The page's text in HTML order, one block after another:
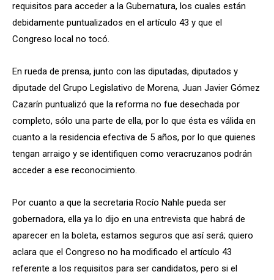
requisitos para acceder a la Gubernatura, los cuales están
debidamente puntualizados en el artículo 43 y que el
Congreso local no tocó.
En rueda de prensa, junto con las diputadas, diputados y
diputade del Grupo Legislativo de Morena, Juan Javier Gómez
Cazarín puntualizó que la reforma no fue desechada por
completo, sólo una parte de ella, por lo que ésta es válida en
cuanto a la residencia efectiva de 5 años, por lo que quienes
tengan arraigo y se identifiquen como veracruzanos podrán
acceder a ese reconocimiento.
Por cuanto a que la secretaria Rocío Nahle pueda ser
gobernadora, ella ya lo dijo en una entrevista que habrá de
aparecer en la boleta, estamos seguros que así será; quiero
aclara que el Congreso no ha modificado el artículo 43
referente a los requisitos para ser candidatos, pero si el